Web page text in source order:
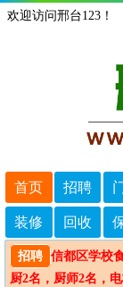
欢迎访问邢台123！
首页 招聘
装修 回收
招聘 信都区学校
厨2名，厨师2名，